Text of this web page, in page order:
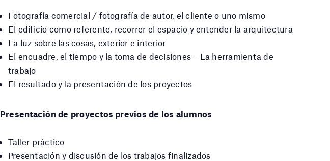
Fotografía comercial / fotografía de autor, el cliente o uno mismo
El edificio como referente, recorrer el espacio y entender la arquitectura
La luz sobre las cosas, exterior e interior
El encuadre, el tiempo y la toma de decisiones – La herramienta de
trabajo
El resultado y la presentación de los proyectos
Presentación de proyectos previos de los alumnos
Taller práctico
Presentación y discusión de los trabajos finalizados